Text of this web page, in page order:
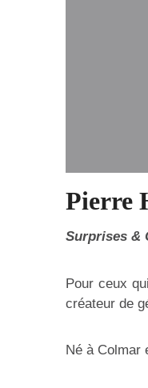
Pierre
Surprises &
Pour ceux
créateur de
Né à Colmar